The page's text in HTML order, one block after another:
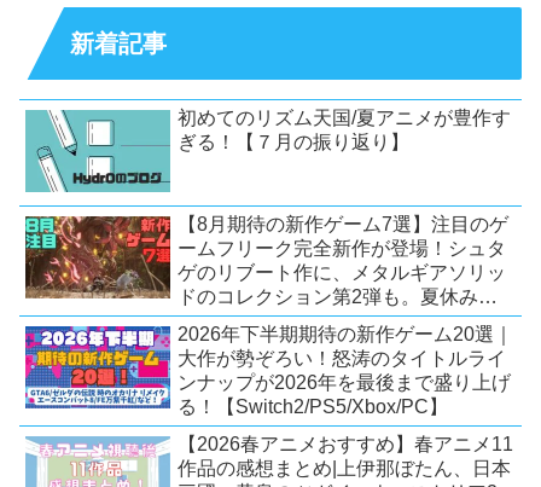
新着記事
初めてのリズム天国/夏アニメが豊作す
ぎる！【７月の振り返り】
【8月期待の新作ゲーム7選】注目のゲ
ームフリーク完全新作が登場！シュタ
ゲのリブート作に、メタルギアソリッ
ドのコレクション第2弾も。夏休みを
盛り上げるタイトル大集合！
【Switch2/PS5/PC】
2026年下半期期待の新作ゲーム20選｜
大作が勢ぞろい！怒涛のタイトルライ
ンナップが2026年を最後まで盛り上げ
る！【Switch2/PS5/Xbox/PC】
【2026春アニメおすすめ】春アニメ11
作品の感想まとめ|上伊那ぼたん、日本